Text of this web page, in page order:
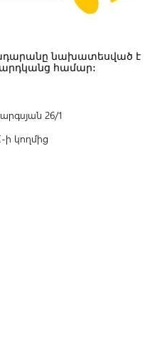
նախատեսված է
համար:
26/1
ի կողմից